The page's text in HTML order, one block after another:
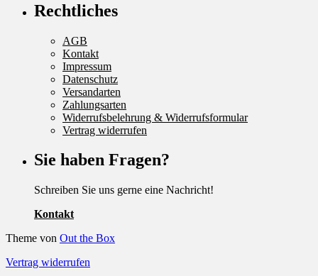
Rechtliches
AGB
Kontakt
Impressum
Datenschutz
Versandarten
Zahlungsarten
Widerrufsbelehrung & Widerrufsformular
Vertrag widerrufen
Sie haben Fragen?
Schreiben Sie uns gerne eine Nachricht!
Kontakt
Theme von Out the Box
Vertrag widerrufen